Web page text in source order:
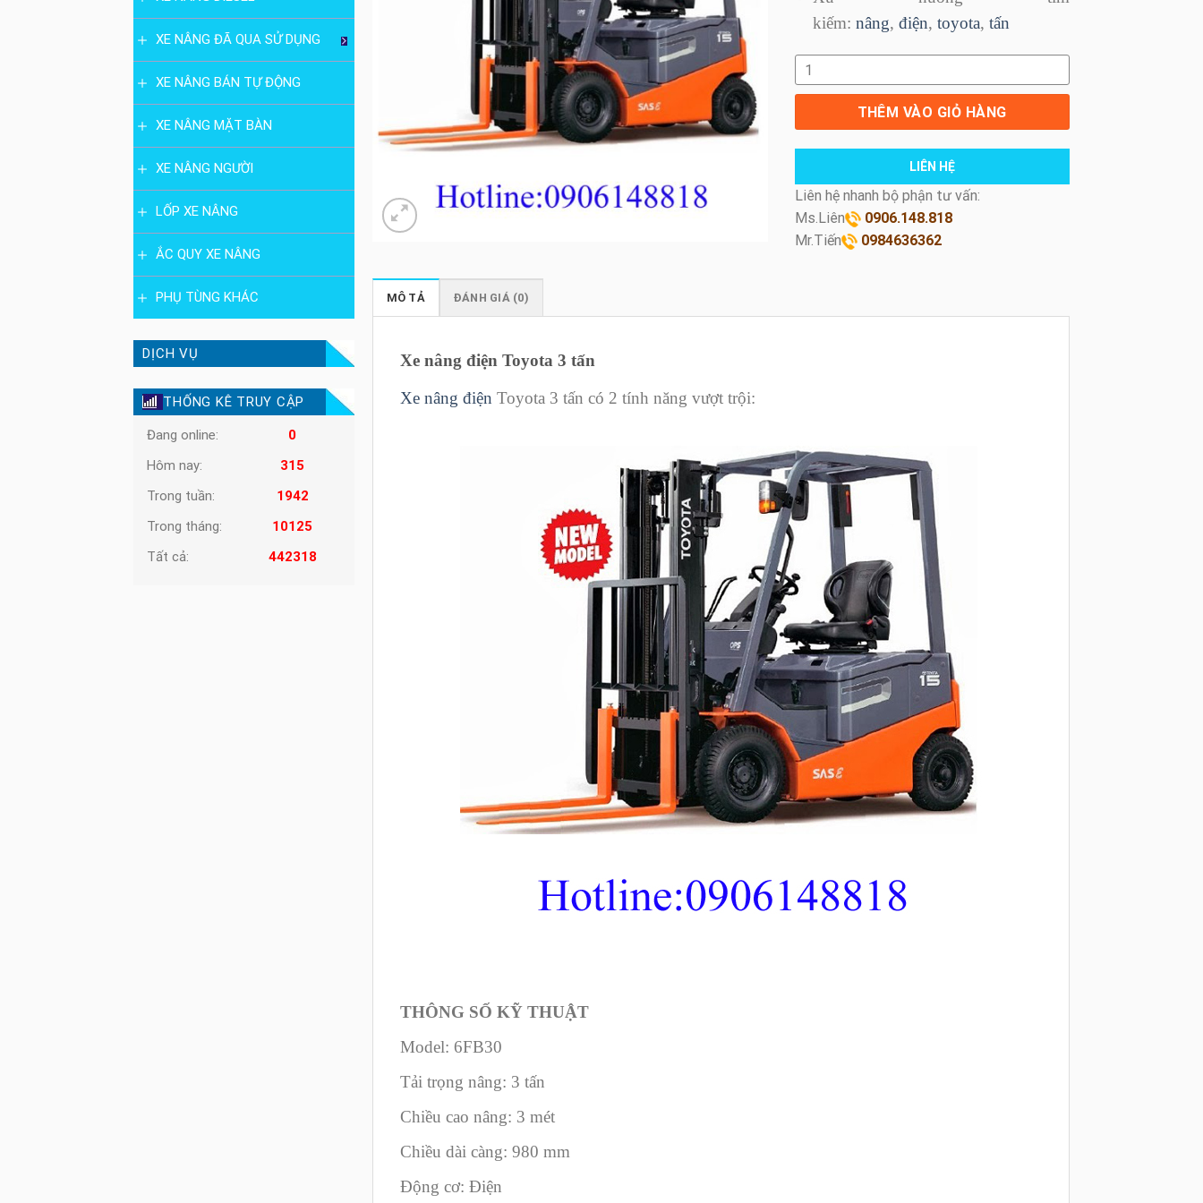
XE NÂNG ĐÃ QUA SỬ DỤNG
XE NÂNG BÁN TỰ ĐỘNG
XE NÂNG MẶT BÀN
XE NÂNG NGƯỜI
LỐP XE NÂNG
ẮC QUY XE NÂNG
PHỤ TÙNG KHÁC
DỊCH VỤ
THỐNG KÊ TRUY CẬP
Đang online:
0
Hôm nay:
315
Trong tuần:
1942
Trong tháng:
10125
Tất cả:
442318
kiếm:nâng,điện,toyota,tấn
Xe nâng điện Toyota 3 tấn số lượng
THÊM VÀO GIỎ HÀNG
LIÊN HỆ
Liên hệ nhanh bộ phận tư vấn:
Ms.Liên
0906.148.818
Mr.Tiến
0984636362
MÔ TẢ ĐÁNH GIÁ (0)
Xe nâng điện Toyota 3 tấn
Xe nâng điện Toyota 3 tấn có 2 tính năng vượt trội:
THÔNG SỐ KỸ THUẬT
Model: 6FB30
Tải trọng nâng: 3 tấn
Chiều cao nâng: 3 mét
Chiều dài càng: 980 mm
Động cơ: Điện